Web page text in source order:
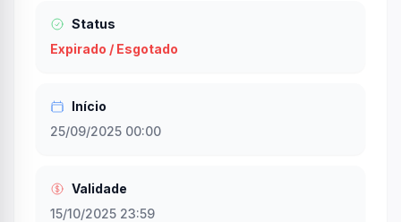
Status
Expirado / Esgotado
Início
25/09/2025 00:00
Validade
15/10/2025 23:59